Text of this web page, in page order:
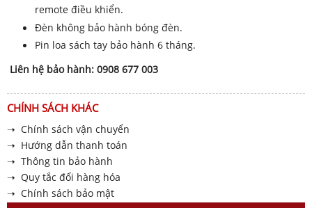
remote điều khiển.
Đèn không bảo hành bóng đèn.
Pin loa sách tay bảo hành 6 tháng.
Liên hệ bảo hành: 0908 677 003
CHÍNH SÁCH KHÁC
➝ Chính sách vận chuyển
➝ Hướng dẫn thanh toán
➝ Thông tin bảo hành
➝ Quy tắc đổi hàng hóa
➝ Chính sách bảo mật